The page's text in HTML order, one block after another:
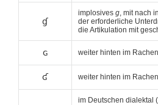
ɠ
implosives g, mit nach
der erforderliche
die Artikulation mit
ɢ weiter hinten im
ʛ weiter hinten im
im Deutschen dialektal